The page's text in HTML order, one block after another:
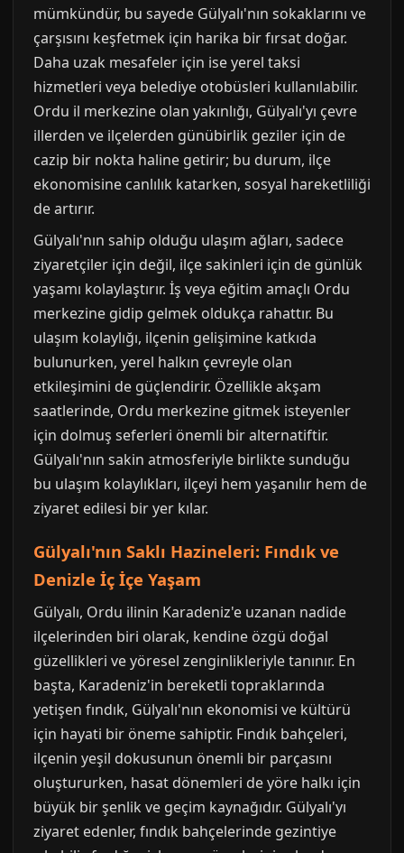
mümkündür, bu sayede Gülyalı'nın sokaklarını ve
çarşısını keşfetmek için harika bir fırsat doğar.
Daha uzak mesafeler için ise yerel taksi
hizmetleri veya belediye otobüsleri kullanılabilir.
Ordu il merkezine olan yakınlığı, Gülyalı'yı çevre
illerden ve ilçelerden günübirlik geziler için de
cazip bir nokta haline getirir; bu durum, ilçe
ekonomisine canlılık katarken, sosyal hareketliliği
de artırır.
Gülyalı'nın sahip olduğu ulaşım ağları, sadece
ziyaretçiler için değil, ilçe sakinleri için de günlük
yaşamı kolaylaştırır. İş veya eğitim amaçlı Ordu
merkezine gidip gelmek oldukça rahattır. Bu
ulaşım kolaylığı, ilçenin gelişimine katkıda
bulunurken, yerel halkın çevreyle olan
etkileşimini de güçlendirir. Özellikle akşam
saatlerinde, Ordu merkezine gitmek isteyenler
için dolmuş seferleri önemli bir alternatiftir.
Gülyalı'nın sakin atmosferiyle birlikte sunduğu
bu ulaşım kolaylıkları, ilçeyi hem yaşanılır hem de
ziyaret edilesi bir yer kılar.
Gülyalı'nın Saklı Hazineleri: Fındık ve
Denizle İç İçe Yaşam
Gülyalı, Ordu ilinin Karadeniz'e uzanan nadide
ilçelerinden biri olarak, kendine özgü doğal
güzellikleri ve yöresel zenginlikleriyle tanınır. En
başta, Karadeniz'in bereketli topraklarında
yetişen fındık, Gülyalı'nın ekonomisi ve kültürü
için hayati bir öneme sahiptir. Fındık bahçeleri,
ilçenin yeşil dokusunun önemli bir parçasını
oluştururken, hasat dönemleri de yöre halkı için
büyük bir şenlik ve geçim kaynağıdır. Gülyalı'yı
ziyaret edenler, fındık bahçelerinde gezintiye